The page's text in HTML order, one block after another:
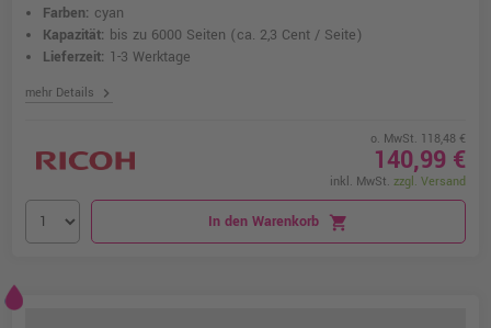
Farben: cyan
Kapazität: bis zu 6000 Seiten (ca. 2,3 Cent / Seite)
Lieferzeit: 1-3 Werktage
mehr Details chevron_right
o. MwSt. 118,48 €
140,99 €
inkl. MwSt. zzgl. Versand
In den Warenkorb shopping_cart